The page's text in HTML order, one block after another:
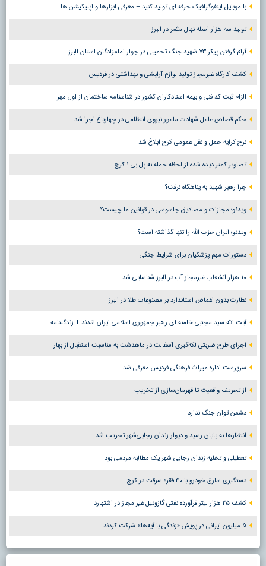
با موبایل اینفوگرافیک حرفه ای تولید کنید + معرفی ابزارها و اپلیکیشن ها
تولید سه هزار اصله نهال مثمر در البرز
آرام گرفتن پیکر ۷۳ شهید جنگ تحمیلی در جوار امامزادگان استان البرز
کشف کارگاه غیرمجاز تولید لوازم آرایشی و بهداشتی در فردیس
الزام ثبت کد فنی و بیمه استادکاران کشور در شناسنامه ساختمان از اول مهر
حکم قصاص عامل شهادت مامور نیروی انتظامی در چهارباغ اجرا شد
نرخ کرایه حمل و نقل عمومی کرج ابلاغ شد
تصاویر کمتر دیده شده از لحظه حمله به پل بی ۱ کرج
چرا رهبر شهید به پناهگاه نرفت؟
ویدئو؛ مجازات و مصادیق جاسوسی در قوانین ما چیست؟
ویدئو؛ ایران حزب الله را تنها گذاشته است؟
دستورات مهم پزشکیان برای شرایط جنگی
۱۰ هزار انشعاب غیرمجاز آب در البرز شناسایی شد
نظارت بدون اغماض استاندارد بر مصنوعات طلا در البرز
آیت الله سید مجتبی خامنه ای رهبر جمهوری اسلامی ایران شدند + زندگینامه
اجرای طرح ضربتی لکه‌گیری آسفالت در ماهدشت به مناسبت استقبال از بهار
سرپرست اداره میراث فرهنگی فردیس معرفی شد
از تحریف واقعیت تا قهرمان‌سازی از تخریب
دشمن توان جنگ ندارد
انتظارها به پایان رسید و دیوار زندان رجایی‌شهر تخریب شد
تعطیلی و تخلیه زندان رجایی شهر یک مطالبه مردمی بود
دستگیری سارق خودرو با ۴۰ فقره سرقت در کرج
کشف ۲۵ هزار لیتر فرآورده نفتی گازوئیل غیر مجاز در اشتهارد
۵ میلیون ایرانی در پویش «زندگی با آیه‌ها» شرکت کردند